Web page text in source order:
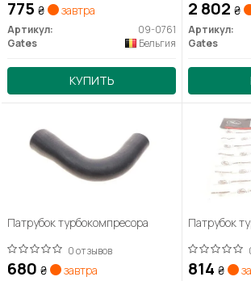
775 ₴ завтра
Артикул:
09-0761
Gates
Бельгия
КУПИТЬ
2 802 ₴
Артикул:
Gates
Патрубок турбокомпресора
0 отзывов
680 ₴ завтра
Патрубок
814 ₴